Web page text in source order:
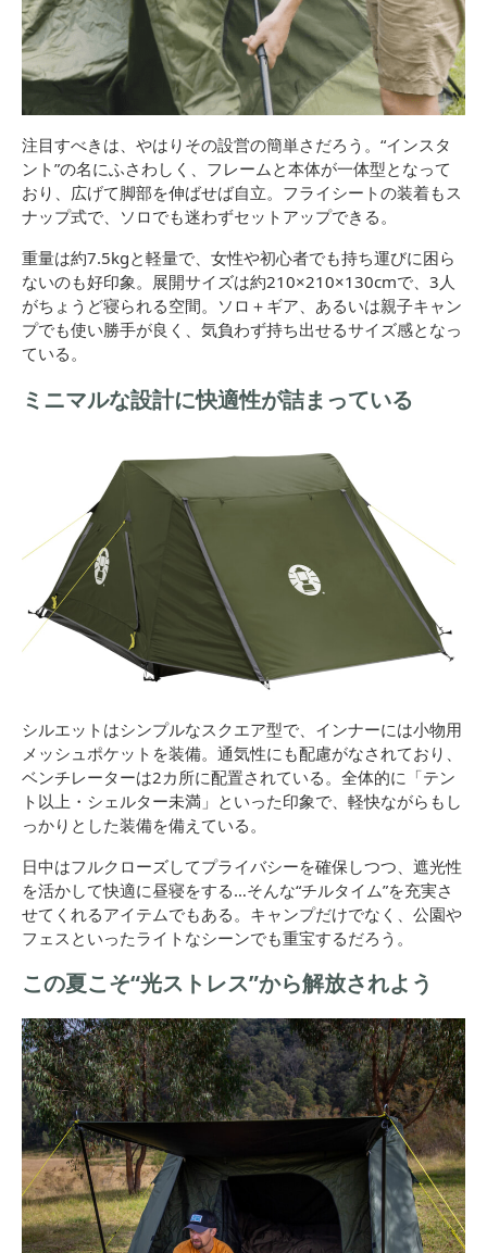
注目すべきは、やはりその設営の簡単さだろう。“インスタ
ント”の名にふさわしく、フレームと本体が一体型となって
おり、広げて脚部を伸ばせば自立。フライシートの装着もス
ナップ式で、ソロでも迷わずセットアップできる。
重量は約7.5kgと軽量で、女性や初心者でも持ち運びに困ら
ないのも好印象。展開サイズは約210×210×130cmで、3人
がちょうど寝られる空間。ソロ＋ギア、あるいは親子キャン
プでも使い勝手が良く、気負わず持ち出せるサイズ感となっ
ている。
ミニマルな設計に快適性が詰まっている
シルエットはシンプルなスクエア型で、インナーには小物用
メッシュポケットを装備。通気性にも配慮がなされており、
ベンチレーターは2カ所に配置されている。全体的に「テン
ト以上・シェルター未満」といった印象で、軽快ながらもし
っかりとした装備を備えている。
日中はフルクローズしてプライバシーを確保しつつ、遮光性
を活かして快適に昼寝をする…そんな“チルタイム”を充実さ
せてくれるアイテムでもある。キャンプだけでなく、公園や
フェスといったライトなシーンでも重宝するだろう。
この夏こそ“光ストレス”から解放されよう